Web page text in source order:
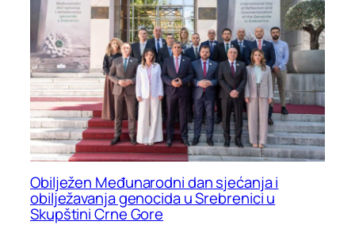
Obilježen Međunarodni dan sjećanja i
obilježavanja genocida u Srebrenici u
Skupštini Crne Gore